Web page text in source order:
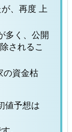
、再度 上
多く、公開
されるこ
の資金枯
値予想は